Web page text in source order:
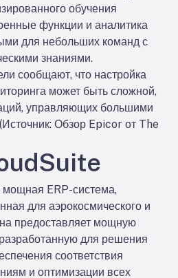
обучения
функции и аналитика
для небольших команд с
знаниями.
сообщают, что настройка
может быть сложной,
управляющих большими
Обзор Epicor от The
ERP-система,
для аэрокосмического и
предоставляет мощную
для решения
соответствия
и оптимизации всех